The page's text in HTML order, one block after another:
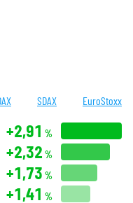
SDAX EuroStoxx
+2,91 %
+2,32 %
+1,73 %
+1,41 %